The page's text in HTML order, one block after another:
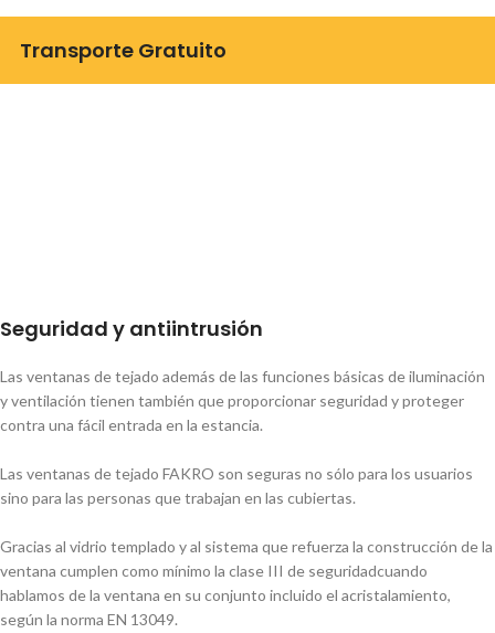
Transporte Gratuito
Seguridad y antiintrusión
Las ventanas de tejado además de las funciones básicas de iluminación
y ventilación tienen también que proporcionar seguridad y proteger
contra una fácil entrada en la estancia.
Las ventanas de tejado FAKRO son seguras no sólo para los usuarios
sino para las personas que trabajan en las cubiertas.
Gracias al vidrio templado y al sistema que refuerza la construcción de la
ventana cumplen como mínimo la clase III de seguridadcuando
hablamos de la ventana en su conjunto incluido el acristalamiento,
según la norma EN 13049.